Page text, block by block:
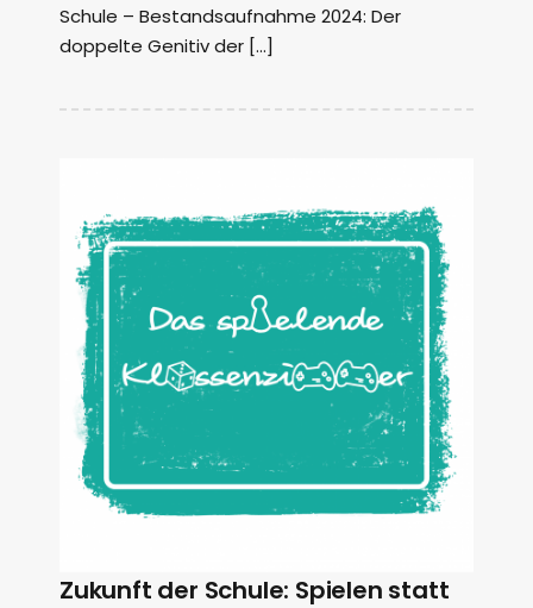
Schule – Bestandsaufnahme 2024: Der
doppelte Genitiv der […]
Zukunft der Schule: Spielen statt